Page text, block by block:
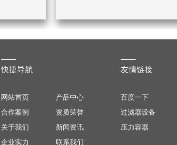
快捷导航
网站首页
产品中心
合作案例
资质荣誉
关于我们
新闻资讯
企业实力
联系我们
友情链接
百度一下
过滤器设备
压力容器